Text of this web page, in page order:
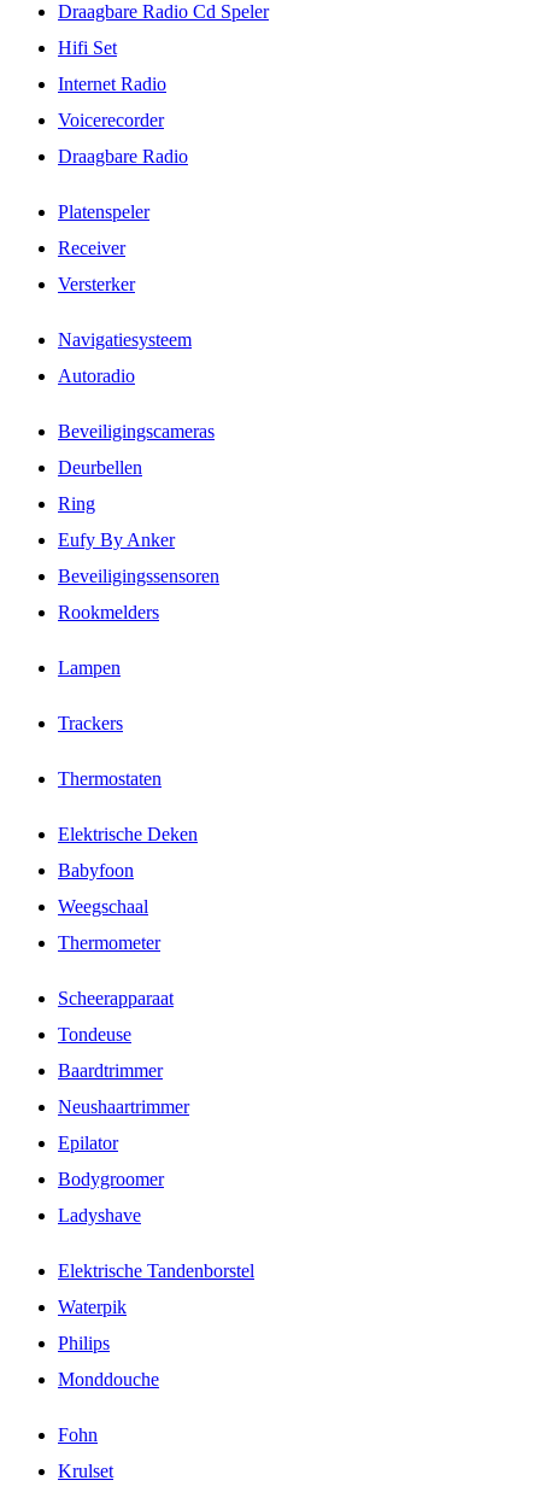
Draagbare Radio Cd Speler
Hifi Set
Internet Radio
Voicerecorder
Draagbare Radio
Platenspeler
Receiver
Versterker
Navigatiesysteem
Autoradio
Beveiligingscameras
Deurbellen
Ring
Eufy By Anker
Beveiligingssensoren
Rookmelders
Lampen
Trackers
Thermostaten
Elektrische Deken
Babyfoon
Weegschaal
Thermometer
Scheerapparaat
Tondeuse
Baardtrimmer
Neushaartrimmer
Epilator
Bodygroomer
Ladyshave
Elektrische Tandenborstel
Waterpik
Philips
Monddouche
Fohn
Krulset